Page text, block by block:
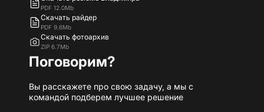
PDF 12.0Mb
Скачать райдер
PDF 9.6Mb
Скачать фотоархив
ZIP 6.7Mb
Поговорим?
Вы расскажете про свою задачу, а мы с
командой подберем лучшее решение